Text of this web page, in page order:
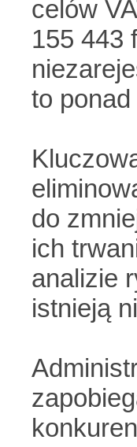
celów
155 443
to ponad
do
ich
analizie
istnieją